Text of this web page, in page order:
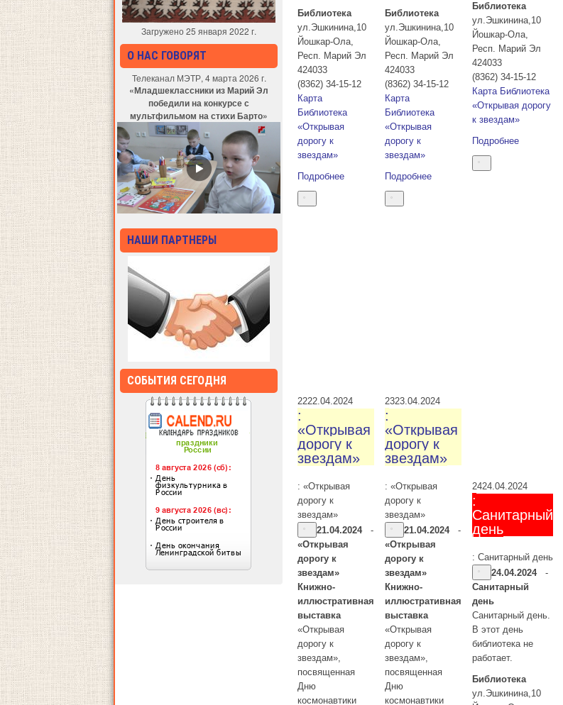
Загружено 25 января 2022 г.
О НАС ГОВОРЯТ
Телеканал МЭТР, 4 марта 2026 г.
«Младшеклассники из Марий Эл
победили на конкурсе с
мультфильмом на стихи Барто»
НАШИ ПАРТНЕРЫ
СОБЫТИЯ СЕГОДНЯ
Библиотека
ул.Эшкинина,10
Йошкар-Ола,
Респ. Марий Эл
424033
(8362) 34-15-12
Карта
Библиотека
«Открывая
дорогу к
звездам»
Подробнее
Библиотека
ул.Эшкинина,10
Йошкар-Ола,
Респ. Марий Эл
424033
(8362) 34-15-12
Карта
Библиотека
«Открывая
дорогу к
звездам»
Подробнее
Библиотека
ул.Эшкинина,10
Йошкар-Ола,
Респ. Марий Эл
424033
(8362) 34-15-12
КартаБиблиотека
«Открывая дорогу
к звездам»
Подробнее
2222.04.2024
:
«Открывая
дорогу к
звездам»
: «Открывая
дорогу к
звездам»
21.04.2024
-
«Открывая
дорогу к
звездам»
Книжно-
иллюстративная
выставка
«Открывая
дорогу к
звездам»,
посвященная
Дню
космонавтики
2323.04.2024
:
«Открывая
дорогу к
звездам»
: «Открывая
дорогу к
звездам»
21.04.2024
-
«Открывая
дорогу к
звездам»
Книжно-
иллюстративная
выставка
«Открывая
дорогу к
звездам»,
посвященная
Дню
космонавтики
2424.04.2024
:
Санитарный
день
: Санитарный день
24.04.2024
-
Санитарный
день
Санитарный день.
В этот день
библиотека не
работает.
Библиотека
ул.Эшкинина,10